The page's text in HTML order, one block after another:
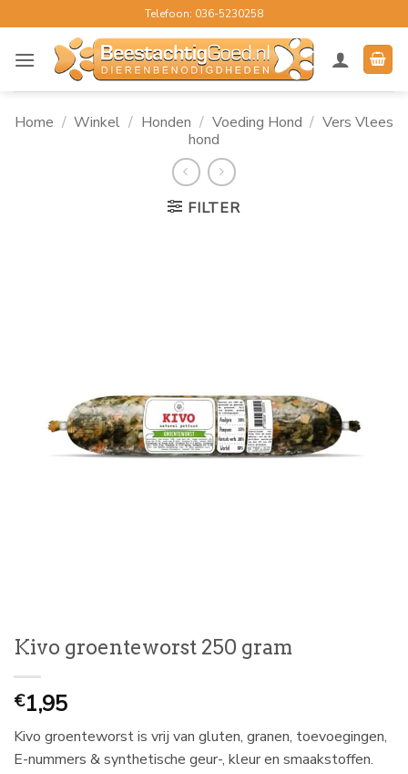
naar
inhoud
Telefoon: 036-5230258
Home / Winkel / Honden / Voeding Hond / Vers Vlees
hond
FILTER
Kivo groenteworst 250 gram
€1,95
Kivo groenteworst is vrij van gluten, granen, toevoegingen,
E-nummers & synthetische geur-, kleur en smaakstoffen.